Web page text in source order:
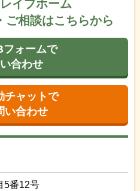
イブホーム
ご相談はこちらから
フォームで
合わせ
チャットで
い合わせ
5番12号